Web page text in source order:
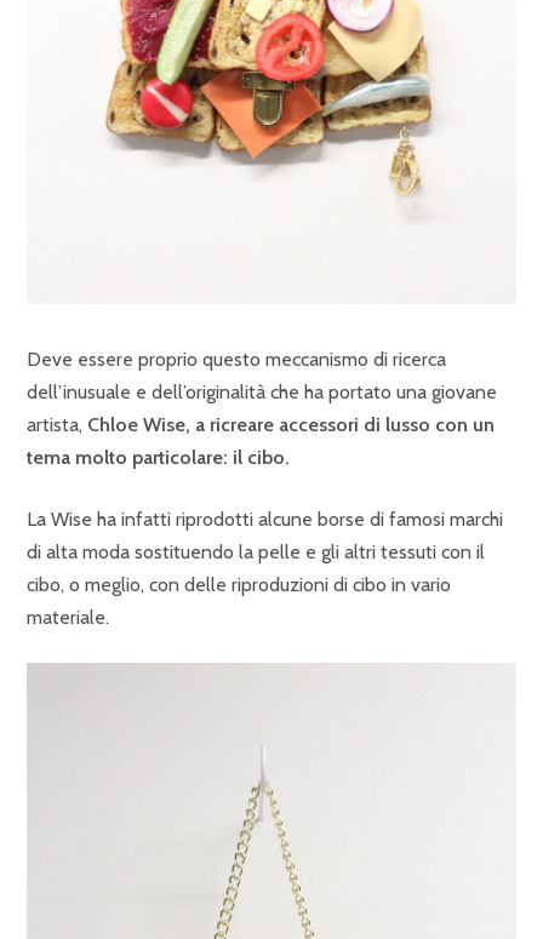
Deve essere proprio questo meccanismo di ricerca
dell’inusuale e dell’originalità che ha portato una giovane
artista, Chloe Wise, a ricreare accessori di lusso con un
tema molto particolare: il cibo.
La Wise ha infatti riprodotti alcune borse di famosi marchi
di alta moda sostituendo la pelle e gli altri tessuti con il
cibo, o meglio, con delle riproduzioni di cibo in vario
materiale.